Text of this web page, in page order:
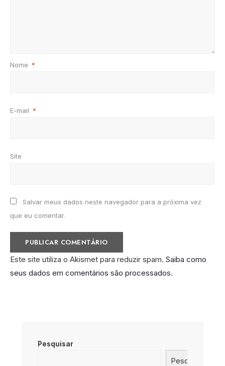
Nome *
E-mail *
Site
Salvar meus dados neste navegador para a próxima vez
que eu comentar.
Este site utiliza o Akismet para reduzir spam. Saiba como
seus dados em comentários são processados.
Pesquisar
Pesquisar